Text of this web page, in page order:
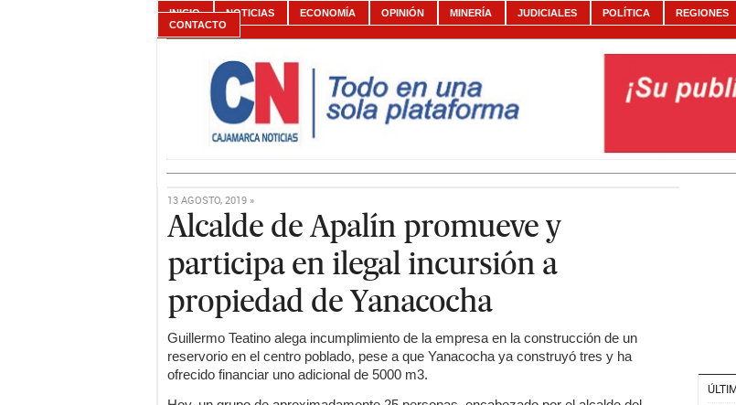
INICIO NOTICIAS ECONOMÍA OPINIÓN MINERÍA JUDICIALES POLÍTICA REGIONES
CONTACTO
13 AGOSTO, 2019 »
Alcalde de Apalín promueve y
participa en ilegal incursión a
propiedad de Yanacocha
Guillermo Teatino alega incumplimiento de la empresa en la construcción de un
reservorio en el centro poblado, pese a que Yanacocha ya construyó tres y ha
ofrecido financiar uno adicional de 5000 m3.